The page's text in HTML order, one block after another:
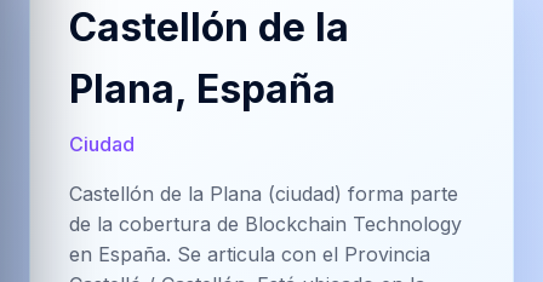
Castellón de la
Plana, España
Ciudad
Castellón de la Plana (ciudad) forma parte
de la cobertura de Blockchain Technology
en España. Se articula con el Provincia